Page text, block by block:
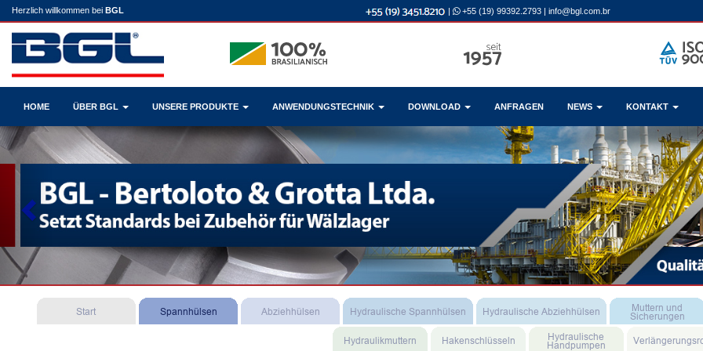
Herzlich willkommen bei BGL | +55 (19) 99392.2793 | info@bgl.com.br
HOME ÜBER BGL UNSERE PRODUKTE ANWENDUNGSTECHNIK DOWNLOAD ANFRAGEN NEWS KONTAKT
Previous